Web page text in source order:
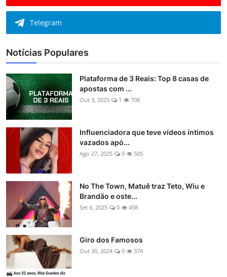
Telegram
Notícias Populares
Plataforma de 3 Reais: Top 8 casas de
apostas com ...
Out 3, 2025 1 708
Influenciadora que teve vídeos íntimos
vazados apó...
Ago 27, 2025 0 505
No The Town, Matuê traz Teto, Wiu e
Brandão e oste...
Set 6, 2025 0 458
Giro dos Famosos
Out 30, 2024 0 374